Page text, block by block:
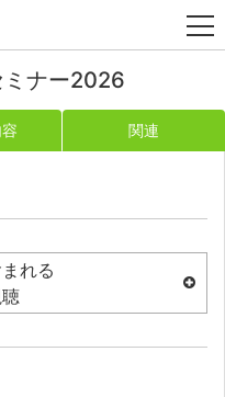
ナー2026
関連
れる